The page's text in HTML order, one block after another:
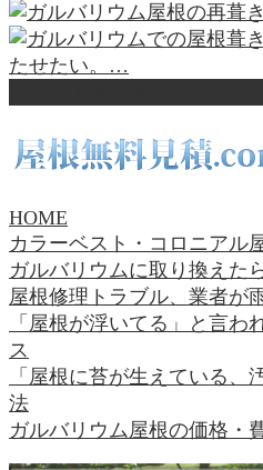
たせたい。…
HOME
カラーベスト・コロニアル
ガルバリウムに取り換えた
屋根修理トラブル、業者が
「屋根が浮いてる」と言わ
ス
「屋根に苔が生えている
法
ガルバリウム屋根の価格・